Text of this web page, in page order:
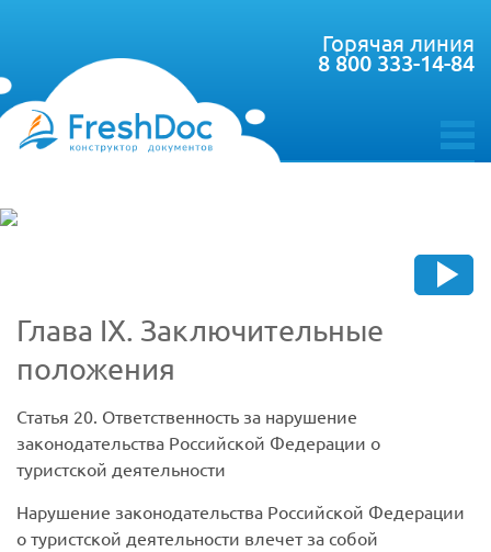
toggle
Горячая линия
8 800 333-14-84
Глава IХ. Заключительные
положения
Статья 20. Ответственность за нарушение
законодательства Российской Федерации о
туристской деятельности
Нарушение законодательства Российской Федерации
о туристской деятельности влечет за собой